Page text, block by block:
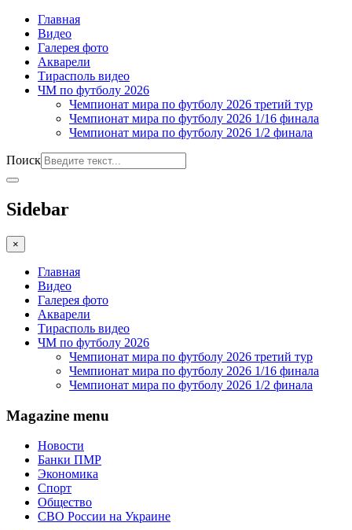
Главная
Видео
Галерея фото
Акварели
Тирасполь видео
ЧМ по футболу 2026
Чемпионат мира по футболу 2026 третий тур
Чемпионат мира по футболу 2026 1/16 финала
Чемпионат мира по футболу 2026 1/2 финала
Поиск
Sidebar
×
Главная
Видео
Галерея фото
Акварели
Тирасполь видео
ЧМ по футболу 2026
Чемпионат мира по футболу 2026 третий тур
Чемпионат мира по футболу 2026 1/16 финала
Чемпионат мира по футболу 2026 1/2 финала
Magazine menu
Новости
Банки ПМР
Экономика
Спорт
Общество
СВО России на Украине